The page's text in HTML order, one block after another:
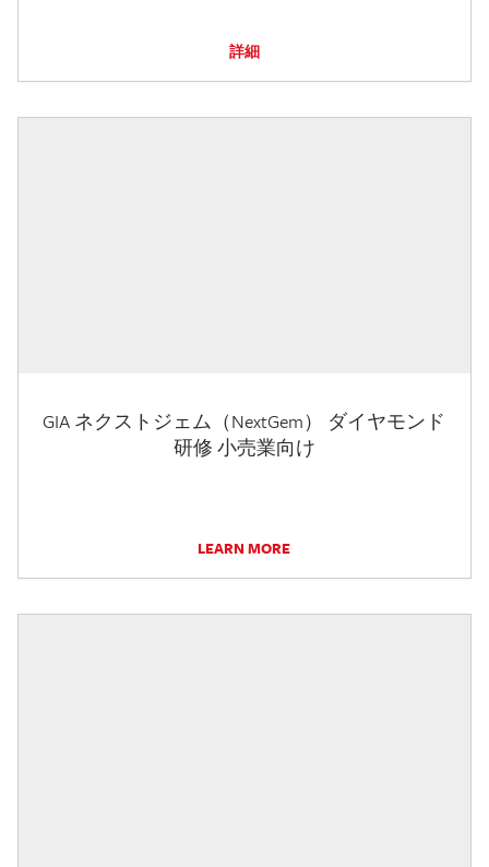
詳細
GIA ネクストジェム（NextGem） ダイヤモンド
研修 小売業向け
LEARN MORE